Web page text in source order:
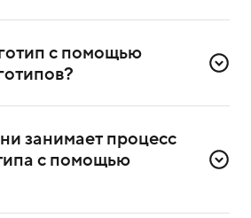
с помощью
ввести номер телефона
через СМС.
в сервисе генератор
к созданию.
занимает процесс
с помощью